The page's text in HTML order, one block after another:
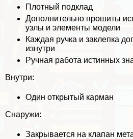
Плотный подклад
Дополнительно прошиты
узлы и элементы модели
Каждая ручка и заклепка
изнутри
Ручная работа истинных
Внутри:
Один открытый карман
Снаружи:
Закрывается на клапан